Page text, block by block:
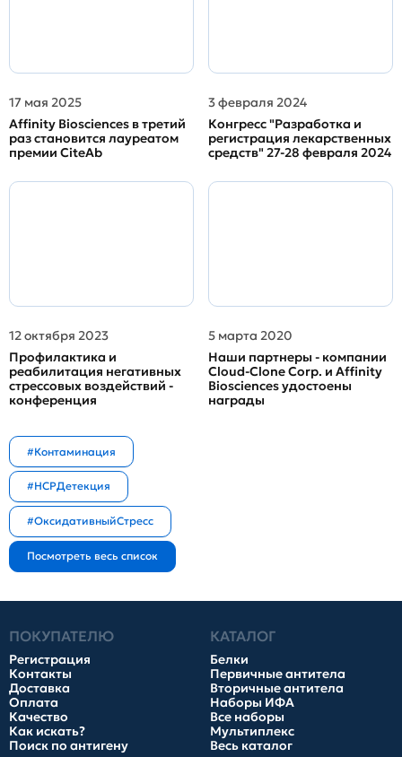
17 мая 2025
Affinity Biosciences в третий
раз становится лауреатом
премии CiteAb
3 февраля 2024
Конгресс "Разработка и
регистрация лекарственных
средств" 27-28 февраля 2024
12 октября 2023
Профилактика и
реабилитация негативных
стрессовых воздействий -
конференция
5 марта 2020
Наши партнеры - компании
Cloud-Clone Corp. и Affinity
Biosciences удостоены
награды
#Контаминация
#HCPДетекция
#ОксидативныйСтресс
ПОКУПАТЕЛЮ
Регистрация
Контакты
Доставка
Оплата
Качество
Как искать?
Поиск по антигену
КАТАЛОГ
Белки
Первичные антитела
Вторичные антитела
Наборы ИФА
Все наборы
Мультиплекс
Весь каталог